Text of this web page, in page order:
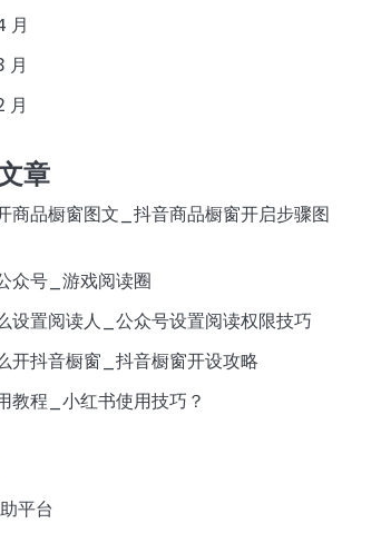
月
月
月
章
商品橱窗图文_抖音商品橱窗开启步骤图
众号_游戏阅读圈
设置阅读人_公众号设置阅读权限技巧
开抖音橱窗_抖音橱窗开设攻略
教程_小红书使用技巧？
平台